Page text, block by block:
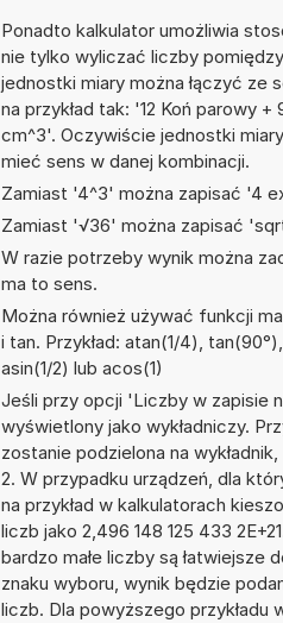
Ponadto kalkulator umożliwia
nie tylko wyliczać liczby
jednostki miary można łączyć ze
na przykład tak: '12 Koń parowy
cm^3'. Oczywiście jednostki
mieć sens w danej kombinacji.
Zamiast '4^3' można zapisać '4
Zamiast '√36' można zapisać
W razie potrzeby wynik można
ma to sens.
Można również używać funkcji
i tan. Przykład: atan(1/4),
asin(1/2) lub acos(1)
Jeśli przy opcji 'Liczby w zapisie
wyświetlony jako wykładniczy.
zostanie podzielona na
2. W przypadku urządzeń, dla
na przykład w kalkulatorach
liczb jako 2,496 148 125 433
bardzo małe liczby są
znaku wyboru, wynik będzie
liczb. Dla powyższego przykładu